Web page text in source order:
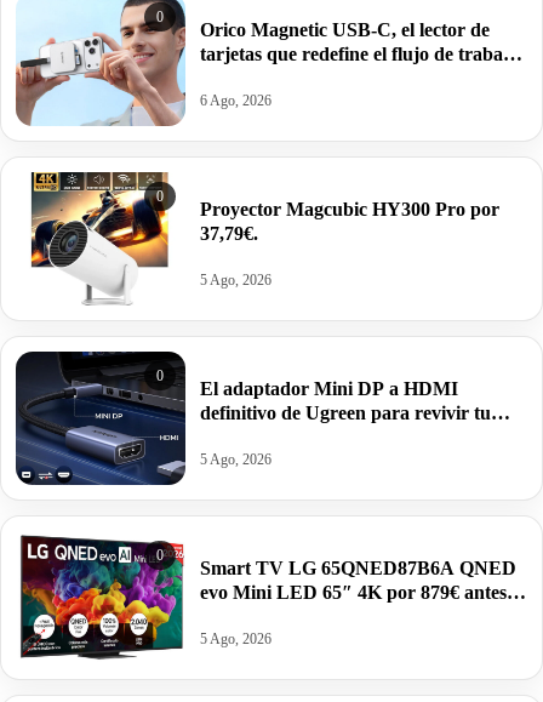
0
Orico Magnetic USB-C, el lector de
tarjetas que redefine el flujo de trabajo
6 Ago, 2026
0
Proyector Magcubic HY300 Pro por
37,79€.
5 Ago, 2026
0
El adaptador Mini DP a HDMI
definitivo de Ugreen para revivir tu
5 Ago, 2026
0
Smart TV LG 65QNED87B6A QNED
evo Mini LED 65″ 4K por 879€ antes
5 Ago, 2026